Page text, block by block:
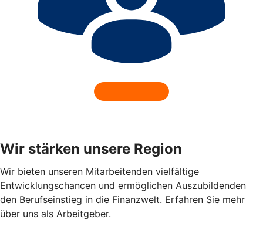
Wir stärken unsere Region
Wir bieten unseren Mitarbeitenden vielfältige
Entwicklungschancen und ermöglichen Auszubildenden
den Berufseinstieg in die Finanzwelt. Erfahren Sie mehr
über uns als Arbeitgeber.